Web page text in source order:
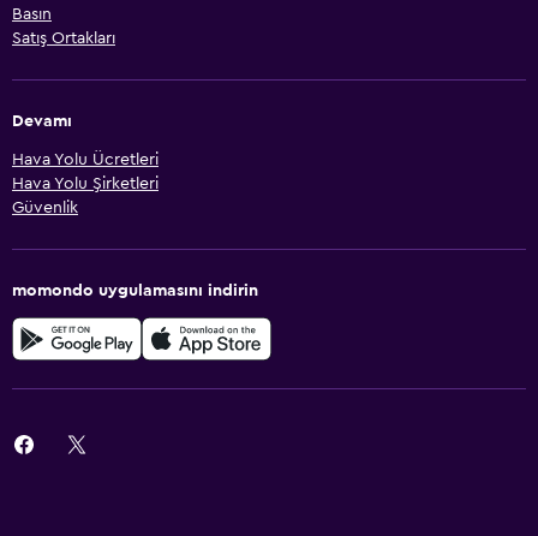
Basın
Satış Ortakları
Devamı
Hava Yolu Ücretleri
Hava Yolu Şirketleri
Güvenlik
momondo uygulamasını indirin